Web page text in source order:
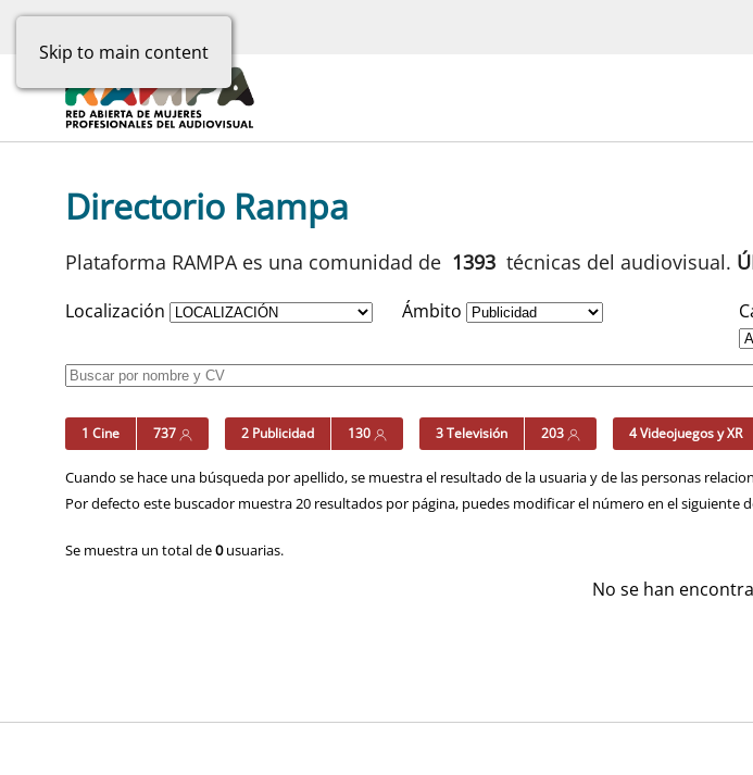
Skip to main content
Directorio Rampa
Plataforma RAMPA es una comunidad de 1393 técnicas del audiovisual.
Localización Ámbito
1 Cine 737 2 Publicidad 130 3 Televisión 203 4 Videojuegos y XR
Cuando se hace una búsqueda por apellido, se muestra el resultado de la usuaria y de las personas
Por defecto este buscador muestra 20 resultados por página, puedes modificar el número en el siguiente
Se muestra un total de0usuarias.
No se han